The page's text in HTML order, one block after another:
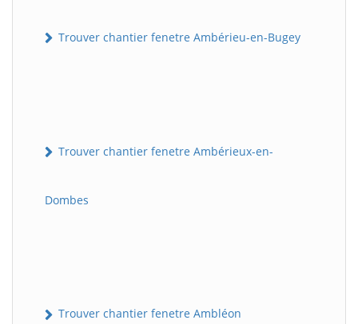
Trouver chantier fenetre Ambérieu-en-Bugey
Trouver chantier fenetre Ambérieux-en-
Dombes
Trouver chantier fenetre Ambléon